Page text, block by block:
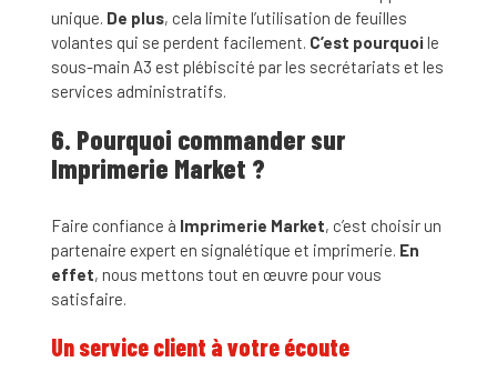
unique. De plus, cela limite l’utilisation de feuilles
volantes qui se perdent facilement. C’est pourquoile
sous-main A3 est plébiscité par les secrétariats et les
services administratifs.
6. Pourquoi commander sur
Imprimerie Market ?
Faire confiance à Imprimerie Market, c’est choisir un
partenaire expert en signalétique et imprimerie. En
effet, nous mettons tout en œuvre pour vous
satisfaire.
Un service client à votre écoute